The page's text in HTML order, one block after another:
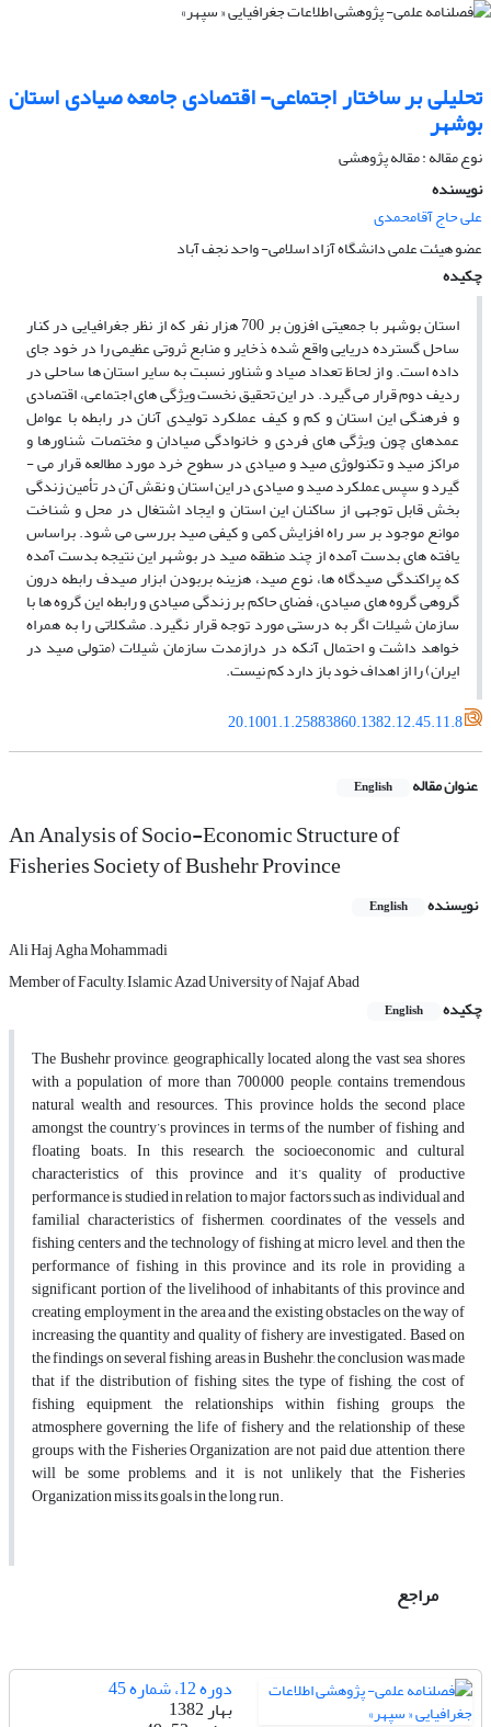
تحلیلی بر ساختار اجتماعی- اقتصادی جامعه صیادی استان
بوشهر
نوع مقاله : مقاله پژوهشی
نویسنده
علی حاج آقامحمدی
عضو هیئت علمی دانشگاه آزاد اسلامی- واحد نجف آباد
چکیده
استان بوشهر با جمعیتی افزون بر 700 هزار نفر که از نظر جغرافیایی در کنار
ساحل گسترده دریایی واقع شده ذخایر و منابع ثروتی عظیمی را در خود جای
داده است. و از لحاظ تعداد صیاد و شناور نسبت به سایر استان­ ها ساحلی در
ردیف دوم قرار می­ گیرد. در این تحقیق نخست ویژگی­ های اجتماعی، اقتصادی
و فرهنگی این استان و کم و کیف عملکرد تولیدی آنان در رابطه با عوامل
عمده­ای چون ویژگی ­های فردی و خانوادگی صیادان و مختصات شناورها و
مراکز صید و تکنولوژی صید و صیادی در سطوح خرد مورد مطالعه قرار می ­
گیرد و سپس عملکرد صید و صیادی در این استان و نقش آن در تأمین زندگی
بخش قابل توجهی از ساکنان این استان و ایجاد اشتغال در محل و شناخت
موانع موجود بر سر راه افزایش کمی و کیفی صید بررسی می­ شود. براساس
یافته ­های بدست آمده از چند منطقه صید در بوشهر این نتیجه بدست آمده
که پراکندگی صیدگاه ها، نوع صید، هزینه بربودن ابزار صیدف رابطه درون
گروهی گروه های صیادی، فضای حاکم بر زندگی صیادی و رابطه این گروه ­ها با
سازمان شیلات اگر به درستی مورد توجه قرار نگیرد. مشکلاتی را به همراه
خواهد داشت و احتمال آنکه در درازمدت سازمان شیلات (متولی صید در
ایران) را از اهداف خود باز دارد کم نیست.
20.1001.1.25883860.1382.12.45.11.8
عنوان مقاله English
An Analysis of Socio-Economic Structure of
Fisheries Society of Bushehr Province
نویسنده English
Ali Haj Agha Mohammadi
Member of Faculty, Islamic Azad University of Najaf Abad
چکیده
English
The Bushehr province, geographically located along the vast sea shores
with a population of more than 700,000 people, contains tremendous
natural wealth and resources. This province holds the second place
amongst the country’s provinces in terms of the number of fishing and
floating boats. In this research, the socioeconomic and cultural
characteristics of this province and it’s quality of productive
performance is studied in relation to major factors such as individual and
familial characteristics of fishermen, coordinates of the vessels and
fishing centers and the technology of fishing at micro level, and then the
performance of fishing in this province and its role in providing a
significant portion of the livelihood of inhabitants of this province and
creating employment in the area and the existing obstacles on the way of
increasing the quantity and quality of fishery are investigated. Based on
the findings on several fishing areas in Bushehr, the conclusion was made
that if the distribution of fishing sites, the type of fishing, the cost of
fishing equipment, the relationships within fishing groups, the
atmosphere governing the life of fishery and the relationship of these
groups with the Fisheries Organization are not paid due attention, there
will be some problems, and it is not unlikely that the Fisheries
Organization miss its goals in the long run.
مراجع
دوره 12، شماره 45
بهار 1382